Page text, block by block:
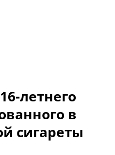
летнего
в
сигареты